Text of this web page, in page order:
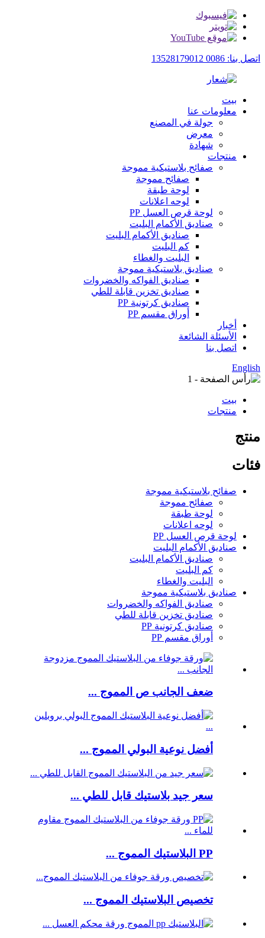
اتصل بنا: 0086 13528179012
بيت
معلومات عنا
جولة في المصنع
معرض
شهادة
منتجات
صفائح بلاستيكية مموجة
صفائح مموجة
لوحة طبقة
لوحه اعلانات
لوحة قرص العسل PP
صناديق الأكمام البليت
صناديق الأكمام البليت
كم البليت
البليت والغطاء
صناديق بلاستيكية مموجة
صناديق الفواكه والخضروات
صناديق تخزين قابلة للطي
صناديق كرتونية PP
أوراق مقسم PP
أخبار
الأسئلة الشائعة
اتصل بنا
English
بيت
منتجات
منتج
فئات
صفائح بلاستيكية مموجة
صفائح مموجة
لوحة طبقة
لوحه اعلانات
لوحة قرص العسل PP
صناديق الأكمام البليت
صناديق الأكمام البليت
كم البليت
البليت والغطاء
صناديق بلاستيكية مموجة
صناديق الفواكه والخضروات
صناديق تخزين قابلة للطي
صناديق كرتونية PP
أوراق مقسم PP
ضعف الجانب ص المموج ...
أفضل نوعية البولي المموج ...
سعر جيد بلاستيك قابل للطي ...
PP البلاستيك المموج ...
تخصيص البلاستيك المموج ...